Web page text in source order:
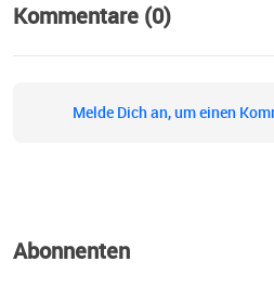
Kommentare (0)
Melde Dich an, um einen
Abonnenten